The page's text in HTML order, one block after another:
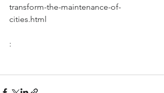
transform-the-maintenance-of-
cities.html
: